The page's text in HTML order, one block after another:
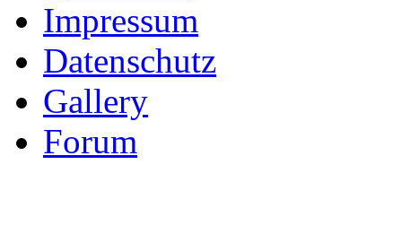
Impressum
Datenschutz
Gallery
Forum